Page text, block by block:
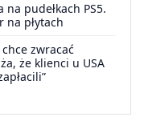
pudełkach PS5.
na płytach
zwracać
że klienci u USA